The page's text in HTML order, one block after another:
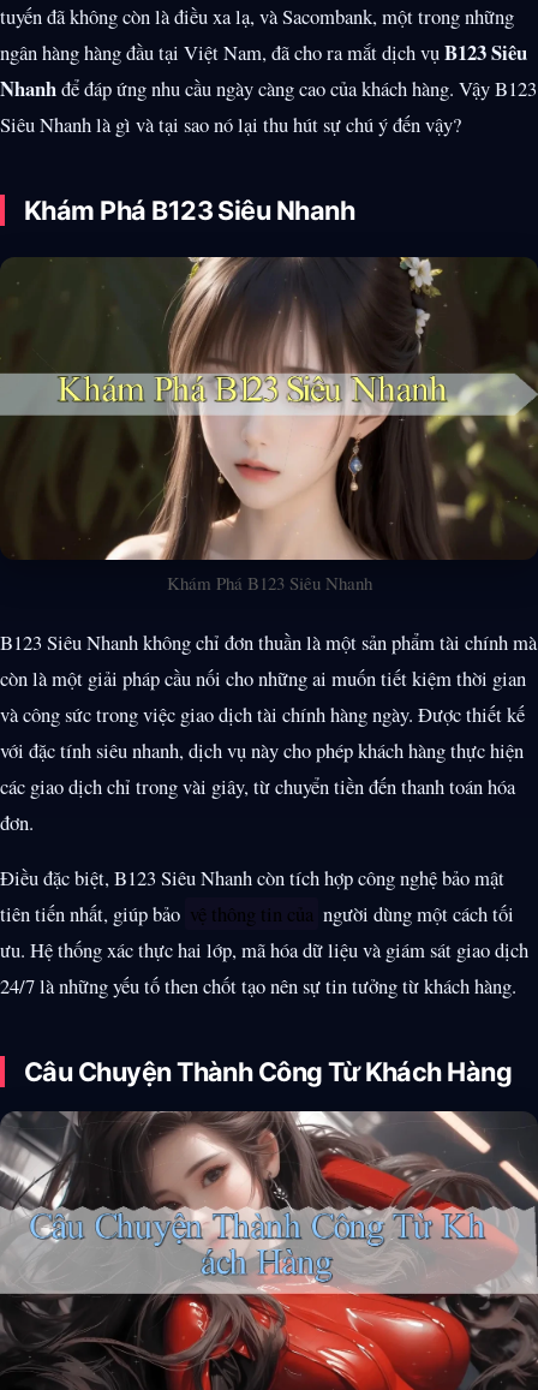
tuyến đã không còn là điều xa lạ, và Sacombank, một trong những
ngân hàng hàng đầu tại Việt Nam, đã cho ra mắt dịch vụB123 Siêu
Nhanhđể đáp ứng nhu cầu ngày càng cao của khách hàng. Vậy B123
Siêu Nhanh là gì và tại sao nó lại thu hút sự chú ý đến vậy?
Khám Phá B123 Siêu Nhanh
Khám Phá B123 Siêu Nhanh
B123 Siêu Nhanh không chỉ đơn thuần là một sản phẩm tài chính mà
còn là một giải pháp cầu nối cho những ai muốn tiết kiệm thời gian
và công sức trong việc giao dịch tài chính hàng ngày. Được thiết kế
với đặc tính siêu nhanh, dịch vụ này cho phép khách hàng thực hiện
các giao dịch chỉ trong vài giây, từ chuyển tiền đến thanh toán hóa
đơn.
Điều đặc biệt, B123 Siêu Nhanh còn tích hợp công nghệ bảo mật
tiên tiến nhất, giúp bảo vệ thông tin của người dùng một cách tối
ưu. Hệ thống xác thực hai lớp, mã hóa dữ liệu và giám sát giao dịch
24/7 là những yếu tố then chốt tạo nên sự tin tưởng từ khách hàng.
Câu Chuyện Thành Công Từ Khách Hàng